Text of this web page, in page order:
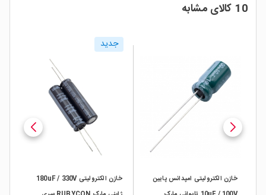
10 کالای مشابه
خازن الکترولیتی امپدانس پایین
جدید
خازن الکترولیتی 180uF / 330V